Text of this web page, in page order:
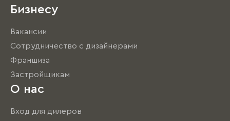
Бизнесу
Вакансии
Сотрудничество с дизайнерами
Франшиза
Застройщикам
О нас
Вход для дилеров